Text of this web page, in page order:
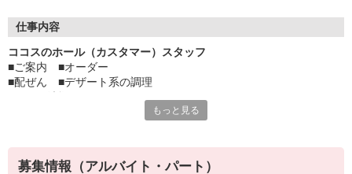
トの時間もしっかり確保。未経験でも大歓迎！先輩スタッフがし
楽しい職場で、新しい経験を積みながら、学生生活をもっと充実
させよう！
すき家・はま寿司など、ゼンショーグループで使える割引制度あ
仕事内容
ココスのホール（カスタマー）スタッフ
■ご案内 ■オーダー
■配ぜん ■デザート系の調理
など、ホール（カスタマー）業務をお願いします。
詳しいマニュアルで学べます。
もっと見る
募集情報（アルバイト・パート）